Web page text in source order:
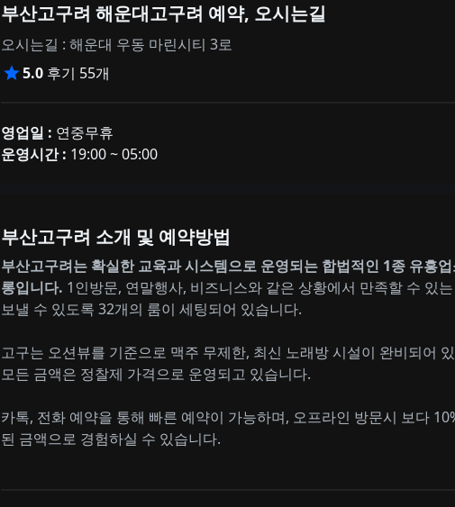
부산고구려 해운대고구려 예약, 오시는길
오시는길 : 해운대 우동 마린시티 3로
5.0 후기 55개
영업일 : 연중무휴
운영시간 : 19:00 ~ 05:00
부산고구려 소개 및 예약방법
부산고구려는 확실한 교육과 시스템으로 운영되는 합법적인 1종 유흥
롱입니다. 1인방문, 연말행사, 비즈니스와 같은 상황에서 만족할 수 있
보낼 수 있도록 32개의 룸이 세팅되어 있습니다.
고구는 오션뷰를 기준으로 맥주 무제한, 최신 노래방 시설이 완비되어
모든 금액은 정찰제 가격으로 운영되고 있습니다.
카톡, 전화 예약을 통해 빠른 예약이 가능하며, 오프라인 방문시 보다
된 금액으로 경험하실 수 있습니다.